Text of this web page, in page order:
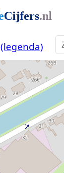
(legenda)